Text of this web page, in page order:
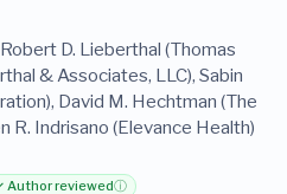
Robert D. Lieberthal (Thomas
& Associates, LLC), Sabin
David M. Hechtman (The
R. Indrisano (Elevance Health)
Author reviewedⓘ